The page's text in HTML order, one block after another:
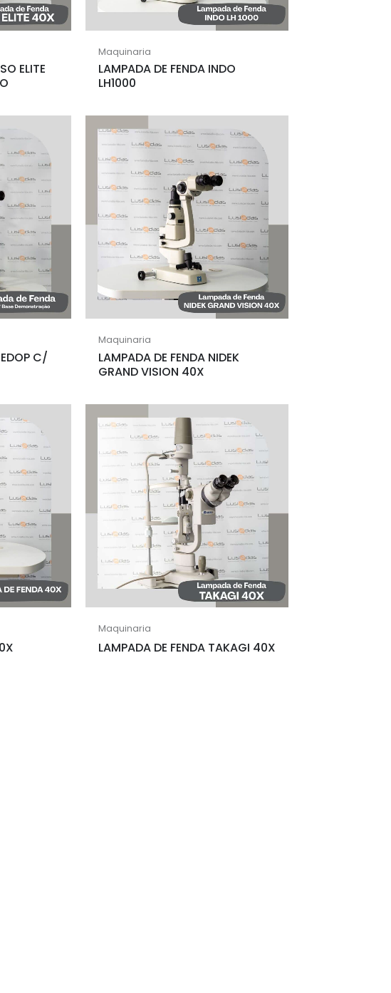
ELITE
Maquinaria
LAMPADA DE FENDA INDO
LH1000
C/
Maquinaria
LAMPADA DE FENDA NIDEK
GRAND VISION 40X
Maquinaria
LAMPADA DE FENDA TAKAGI 40X